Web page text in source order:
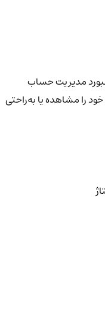
مدیریت حساب
را مشاهده یا به‌راحتی